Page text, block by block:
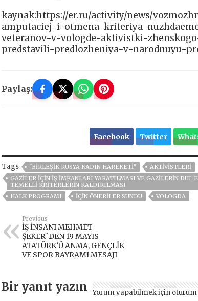
kaynak:https://er.ru/activity/news/
amputaciej-i-otmena-kriteriya-
veteranov-v-vologde-aktivistki-
predstavili-predlozheniya-v-narodnuyu-
Paylaş:
Facebook Twitter
Tags "BIRLEŞIK RUSYA KADIN HAREKETI"
AKTIVISTLERI
GAZILER IÇIN IŞ IMKANLARI YARATILMASI VE GAZILERIN DUL
TEMELLI KRITERLERIN KALDIRILMASI
HALK PROGRAMI
IÇIN ÖNERILER SUNDU VOLOGDA
Previous
İŞ İNSANI MEHMET
ŞEKER`DEN 19 MAYIS
ATATÜRK’Ü ANMA, GENÇLİK
VE SPOR BAYRAMI MESAJI
Bir yanıt yazın Yorum yapabilmek için oturum